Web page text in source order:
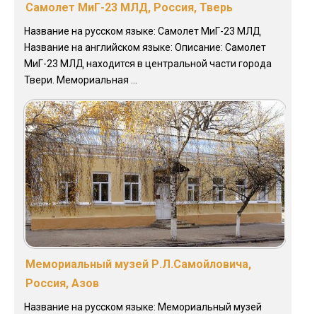
Самолет МиГ-23 МЛД, Россия, Тверь
Название на русском языке: Самолет МиГ-23 МЛД
Название на английском языке: Описание: Самолет
МиГ-23 МЛД находится в центральной части города
Твери. Мемориальная ...
Мемориальный музей Р.Л.Самойловича,
Россия, Азов
Название на русском языке: Мемориальный музей